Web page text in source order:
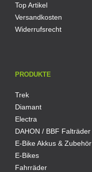
Top Artikel
Versandkosten
Widerrufsrecht
PRODUKTE
Trek
Diamant
Electra
DAHON / BBF Falträder
E-Bike Akkus & Zubehör
E-Bikes
Fahrräder